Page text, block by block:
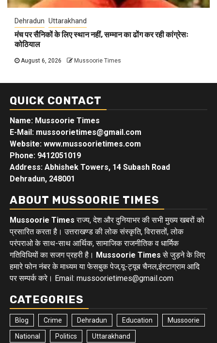
Dehradun Uttarakhand
मंच पर सैनिकों के लिए स्थान नहीं, सम्मान का ढोंग कर रही कांग्रेसः
कोठियाल
August 6, 2026 Mussoorie Times
QUICK CONTACT
Name: Mussoorie Times
E-Mail: mussoorietimes@gmail.com
Website: www.mussoorietimes.com
Phone: 9412051019
Address: Abhishek Towers, 14 Subash Road
Dehradun, 248001
ABOUT MUSSOORIE TIMES
Mussoorie Times राज्य, देश और दुनियाभर की सभी मुख्य खबरों को
प्रसारित करता है। उत्तराखण्ड की लोक संस्कृति, विरासतों, लोक
परंपराओ के साथ-साथ आर्थिक, सामाजिक राजनीतिक व धार्मिक
गतिविधियों का सजग प्रहरी है। Mussoorie Times से जुड़ने के लिए
हमारे फोन नंबर के माध्यम या फेसबुक पेज,यू-ट्यूब चैनल,इंस्टाग्राम आदि
पर सम्पर्क करे। Email: mussoorietimes@gmail.com
CATEGORIES
Blog Crime Dehradun Education Mussoorie
National Politics Uttarakhand